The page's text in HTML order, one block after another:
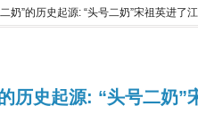
奶”的历史起源: “头号二奶”宋祖英进了
历史起源: “头号二奶”